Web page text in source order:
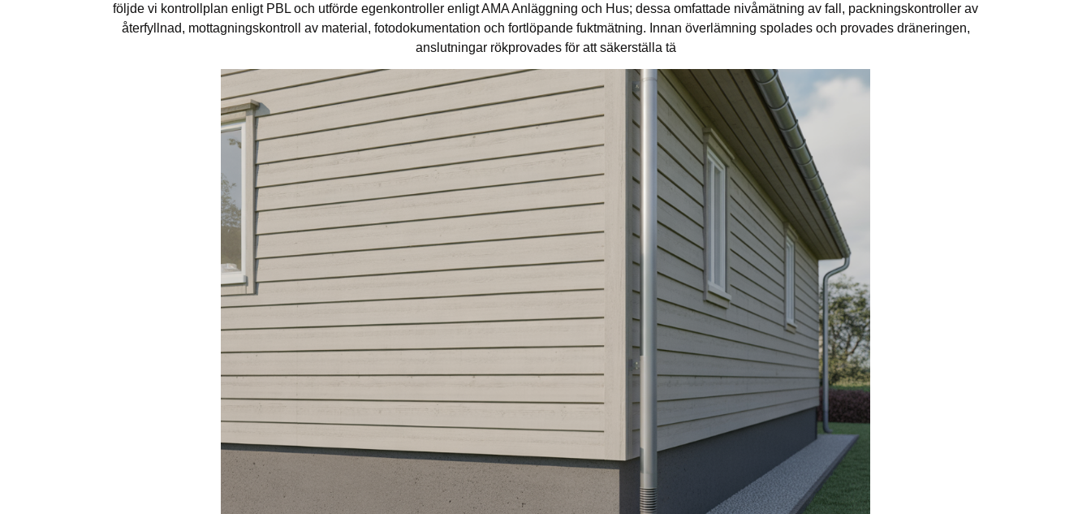
följde vi kontrollplan enligt PBL och utförde egenkontroller enligt AMA Anläggning och Hus; dessa omfattade nivåmätning av fall, packningskontroller av
återfyllnad, mottagningskontroll av material, fotodokumentation och fortlöpande fuktmätning. Innan överlämning spolades och provades dräneringen,
anslutningar rökprovades för att säkerställa tä